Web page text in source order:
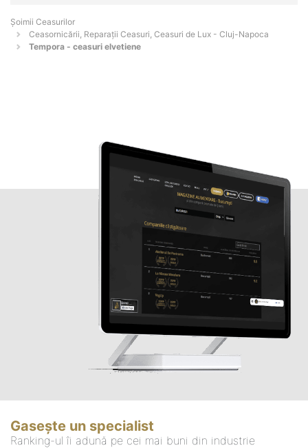
Șoimii Ceasurilor
Ceasornicării, Reparații Ceasuri, Ceasuri de Lux - Cluj-Napoca
Tempora - ceasuri elvetiene
Gasește un specialist
Ranking-ul îi adună pe cei mai buni din industrie